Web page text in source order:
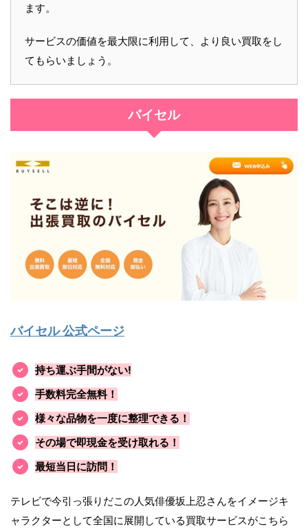
ます。
サービスの価値を最大限に利用して、より良い買取をし
てもらいましょう。
バイセル
バイセル 公式ページ
持ち運ぶ手間がない!
手数料完全無料！
様々な品物を一度に整理できる！
その場で即現金を受け取れる！
最短当日に訪問！
テレビで今引っ張りだこの人気俳優坂上忍さんをイメージキ
ャラクターとして全国に展開している買取サービスがこちら